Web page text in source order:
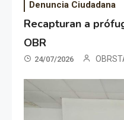
Denuncia Ciudadana
Recapturan a
OBR
24/07/2026